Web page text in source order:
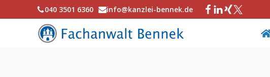
040 3501 6360 info@kanzlei-bennek.de